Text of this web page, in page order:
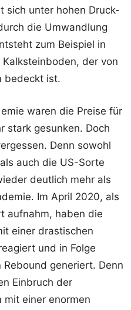
sich unter hohen Druck-
die Umwandlung
zum Beispiel in
der von
bedeckt ist.
waren die Preise für
stark gesunken. Doch
Denn sowohl
auch die US-Sorte
deutlich mehr als
Im April 2020, als
aufnahm, haben die
einer drastischen
und in Folge
generiert. Denn
Einbruch der
mit einer enormen